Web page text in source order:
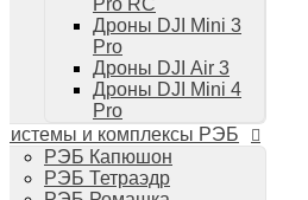
Телевизоры
Цифровая техника
Техника Apple
Телефоны iPhone
Планшеты iPad
Компьютеры Mac
Аудиотехника
Pro RC
Дроны DJI Mini 3
Pro
Дроны DJI Air 3
Дроны DJI Mini 4
Pro
и комплексы РЭБ
РЭБ Капюшон
РЭБ Тетраэдр